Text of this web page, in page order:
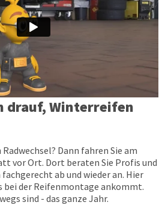
drauf, Winterreifen
Dann fahren Sie am
vor Ort. Dort beraten Sie Profis und
ab und wieder an. Hier
bei der Reifenmontage ankommt.
sind - das ganze Jahr.